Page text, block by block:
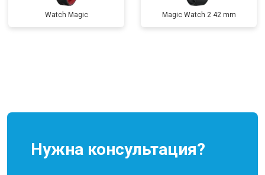
Watch Magic Magic Watch 2 42 mm
Нужна консультация?